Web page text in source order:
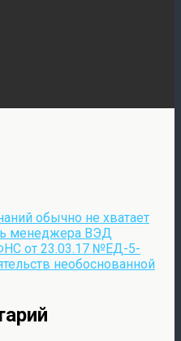
обычно не хватает
менеджера ВЭД
от 23.03.17 №ЕД-5-
необоснованной